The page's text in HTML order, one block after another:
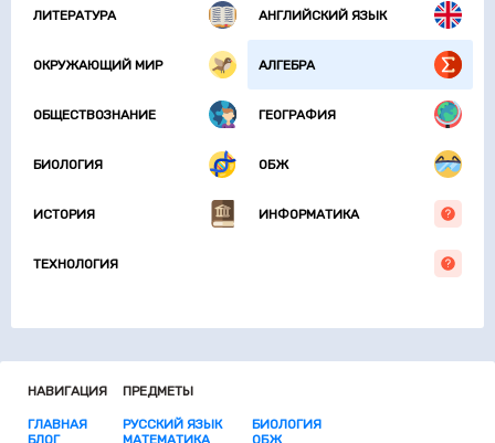
ЛИТЕРАТУРА АНГЛИЙСКИЙ ЯЗЫК
ОКРУЖАЮЩИЙ МИР АЛГЕБРА
ОБЩЕСТВОЗНАНИЕ ГЕОГРАФИЯ
БИОЛОГИЯ ОБЖ
ИСТОРИЯ ИНФОРМАТИКА
ТЕХНОЛОГИЯ
НАВИГАЦИЯ
ГЛАВНАЯ
ПРЕДМЕТЫ
РУССКИЙ ЯЗЫК
БИОЛОГИЯ